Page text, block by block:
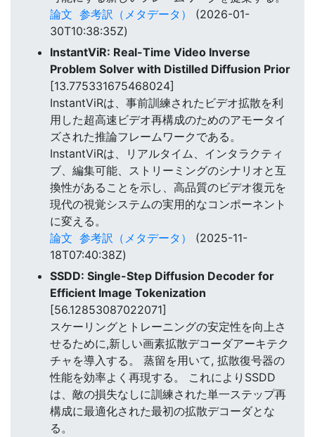
論文 参考訳（メタデータ）
(2026-01-
30T10:38:35Z)
InstantViR: Real-Time Video Inverse
Problem Solver with Distilled Diffusion Prior
[13.775331675468024]
InstantViRは、事前訓練されたビデオ拡散を利
用した超高速ビデオ再構成のためのアモータイ
ズされた推論フレームワークである。
InstantViRは、リアルタイム、インタラクティ
ブ、編集可能、ストリーミングのシナリオと互
換性があることを示し、高品質のビデオ復元を
現代の視覚システムの実用的なコンポーネント
に変える。
論文 参考訳（メタデータ）
(2025-11-
18T07:40:38Z)
SSDD: Single-Step Diffusion Decoder for
Efficient Image Tokenization
[56.12853087022071]
スケーリングとトレーニングの安定性を向上さ
せるために,新しい画素拡散デコーダアーキテク
チャを導入する。 蒸留を用いて, 拡散復号器の
性能を効率よく再現する。 これによりSSDD
は、敵の損失なしに訓練された単一ステップ再
構成に最適化された最初の拡散デコーダとな
る。